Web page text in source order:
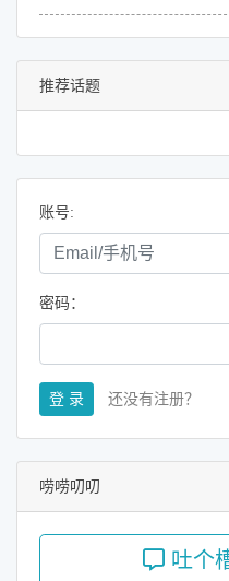
推荐话题
账号:
密码：
登 录 还没有注册？
唠唠叨叨
吐个